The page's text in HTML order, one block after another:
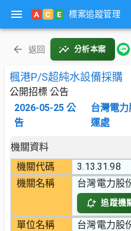
A C E 標案追蹤管理
返回 分析本案
楓港P/S超純水設備採購
公開招標 公告
2026-05-25 公
告
台灣電
運處
機關資料
機關代碼
3.13.31.98
機關名稱
台灣電力股
追蹤機
單位名稱
台灣電力股